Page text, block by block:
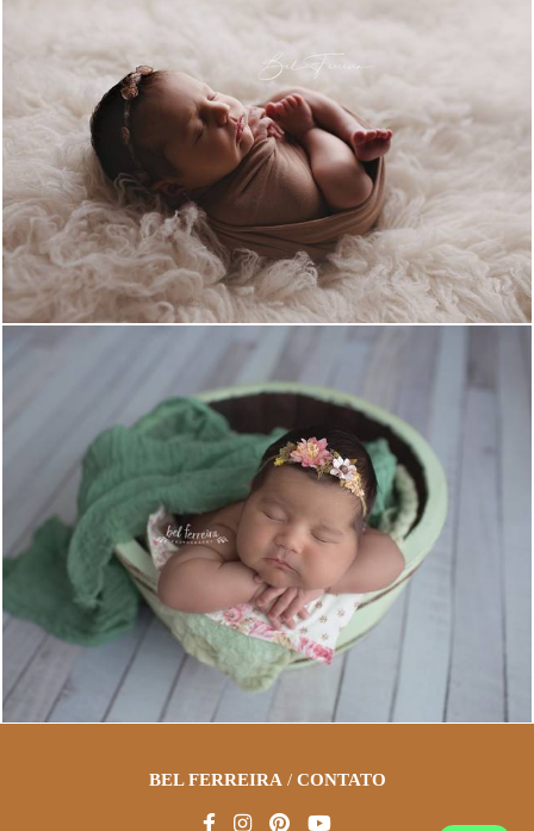
1584
2999 16
BEL FERREIRA / CONTATO